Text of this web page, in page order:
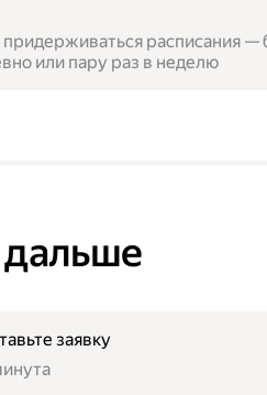
расписания —
или пару раз в неделю
дальше
заявку